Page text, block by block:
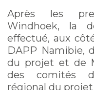
Après les
Windhoek, la
effectué, aux
DAPP Namibie,
du projet et de
des comités
régional du